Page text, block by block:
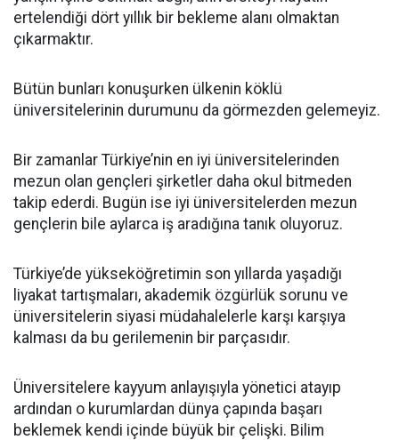
ertelendiği dört yıllık bir bekleme alanı olmaktan
çıkarmaktır.
Bütün bunları konuşurken ülkenin köklü
üniversitelerinin durumunu da görmezden gelemeyiz.
Bir zamanlar Türkiye’nin en iyi üniversitelerinden
mezun olan gençleri şirketler daha okul bitmeden
takip ederdi. Bugün ise iyi üniversitelerden mezun
gençlerin bile aylarca iş aradığına tanık oluyoruz.
Türkiye’de yükseköğretimin son yıllarda yaşadığı
liyakat tartışmaları, akademik özgürlük sorunu ve
üniversitelerin siyasi müdahalelerle karşı karşıya
kalması da bu gerilemenin bir parçasıdır.
Üniversitelere kayyum anlayışıyla yönetici atayıp
ardından o kurumlardan dünya çapında başarı
beklemek kendi içinde büyük bir çelişki. Bilim